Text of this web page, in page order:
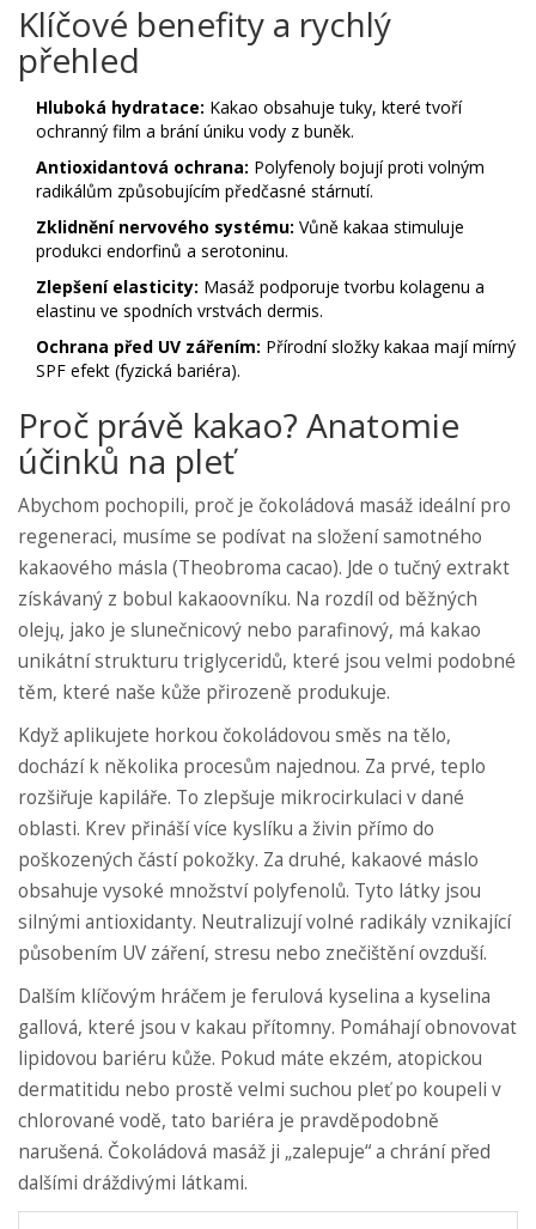
Klíčové benefity a rychlý
přehled
Hluboká hydratace: Kakao obsahuje tuky, které tvoří
ochranný film a brání úniku vody z buněk.
Antioxidantová ochrana: Polyfenoly bojují proti volným
radikálům způsobujícím předčasné stárnutí.
Zklidnění nervového systému: Vůně kakaa stimuluje
produkci endorfinů a serotoninu.
Zlepšení elasticity: Masáž podporuje tvorbu kolagenu a
elastinu ve spodních vrstvách dermis.
Ochrana před UV zářením: Přírodní složky kakaa mají mírný
SPF efekt (fyzická bariéra).
Proč právě kakao? Anatomie
účinků na pleť
Abychom pochopili, proč je čokoládová masáž ideální pro
regeneraci, musíme se podívat na složení samotného
kakaového másla (Theobroma cacao). Jde o tučný extrakt
získávaný z bobul kakaoovníku. Na rozdíl od běžných
olejų, jako je slunečnicový nebo parafinový, má kakao
unikátní strukturu triglyceridů, které jsou velmi podobné
těm, které naše kůže přirozeně produkuje.
Když aplikujete horkou čokoládovou směs na tělo,
dochází k několika procesům najednou. Za prvé, teplo
rozšiřuje kapiláře. To zlepšuje mikrocirkulaci v dané
oblasti. Krev přináší více kyslíku a živin přímo do
poškozených částí pokožky. Za druhé, kakaové máslo
obsahuje vysoké množstvípolyfenolů. Tyto látky jsou
silnými antioxidanty. Neutralizují volné radikály vznikající
působením UV záření, stresu nebo znečištění ovzduší.
Dalším klíčovým hráčem je ferulová kyselina a kyselina
gallová, které jsou v kakau přítomny. Pomáhají obnovovat
lipidovou bariéru kůže. Pokud máte ekzém, atopickou
dermatitidu nebo prostě velmi suchou pleť po koupeli v
chlorované vodě, tato bariéra je pravděpodobně
narušená. Čokoládová masáž ji „zalepuje“ a chrání před
dalšími dráždivými látkami.